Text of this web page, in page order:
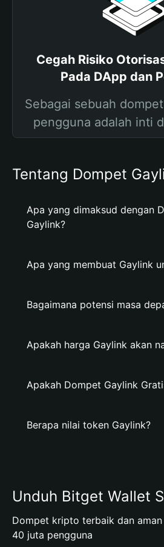
Cegah Risiko
Pada DApp dan
Sebagai sebuah
pengguna adalah inti
Tentang Dompet
Apa yang dimaksud dengan
Gaylink?
Apa yang membuat Gaylink
Bagaimana potensi masa
Apakah harga Gaylink akan
Apakah Dompet Gaylink
Berapa nilai token Gaylink?
Unduh Bitget Wallet
Dompet kripto terbaik dan
40 juta pengguna